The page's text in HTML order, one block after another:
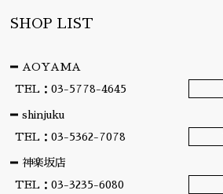
SHOP LIST
AOYAMA
TEL：03-5778-4645
shinjuku
TEL：03-5362-7078
神楽坂店
TEL：03-3235-6080